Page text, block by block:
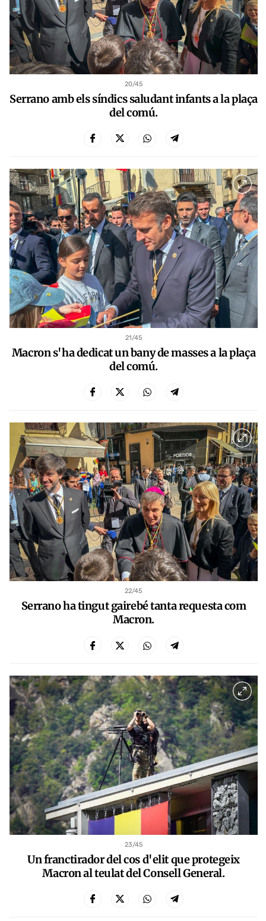
20/45
Serrano amb els síndics saludant infants a la plaça
del comú.
21/45
Macron s'ha dedicat un bany de masses a la plaça
del comú.
22/45
Serrano ha tingut gairebé tanta requesta com
Macron.
23/45
Un franctirador del cos d'elit que protegeix
Macron al teulat del Consell General.